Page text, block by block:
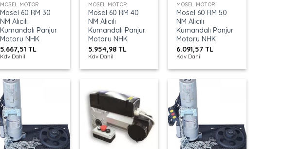
MOSEL MOTOR
Mosel 60 RM 30
NM Alıcılı
Kumandalı Panjur
Motoru NHK
5.667,51TL
Kdv Dahil
MOSEL MOTOR
Mosel 60 RM 40
NM Alıcılı
Kumandalı Panjur
Motoru NHK
5.954,98TL
Kdv Dahil
MOSEL MOTOR
Mosel 60 RM 50
NM Alıcılı
Kumandalı Panjur
Motoru NHK
6.091,57TL
Kdv Dahil